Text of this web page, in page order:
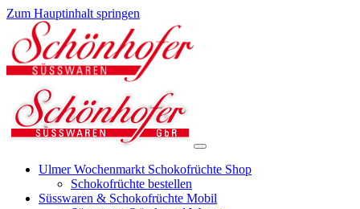
Zum Hauptinhalt springen
Ulmer Wochenmarkt Schokofrüchte Shop
Schokofrüchte bestellen
Süsswaren & Schokofrüchte Mobil